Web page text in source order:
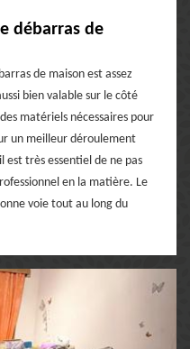
débarras de
de maison est assez
bien valable sur le côté
matériels nécessaires pour
un meilleur déroulement
est très essentiel de ne pas
en la matière. Le
voie tout au long du